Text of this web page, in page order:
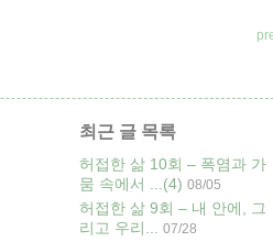
최근 글 목록
허접한 삶 10회 – 폭염과 가
뭄 속에서 ... (4) 08/05
허접한 삶 9회 – 내 안에, 그
리고 우리...
07/28